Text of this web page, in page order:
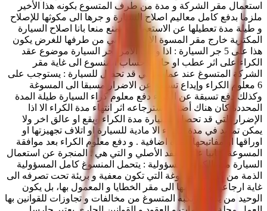
استعمال مقر الشركة و مدة من طرف المتسوع بكونه هذا الأخير
ملزما بدفع كامل معالیم اصلاح السيارة و جرها الى مكوثها للإصلاح
و طيلة مدة تعطيلها عن الاستعمال و يمنع منعا بانا اصلاح السيارة
المكترية خارج مقر المسوة الا باذن كتابي من طرفها للغرض يكون
هذا على 5 جر السيارة : اذا وجب الامر لجر السيارة موضوع عقد
الكراء على اثر عطب او حادث حساب المنسوع الى غاية مقر
الشركة المتسوغ عند عملية التي قد تحصل للسيارة : يستوجب على
6 معلوم الكراء وإيداع تسبقة عن الاضرار مسبقا الى المسوغة
وكذلك دفع تسبقة عن الكراء دفع معلوم كراء السيارة طيلة المدة
المحددة كان هناك أضرار استرجاعه اثر انتهاء مدة الكراء الا اذا
الإضرار التي قد تحصل للسيارة مدة الكراء ويقع او عالق اخر ولا
يمكن تمديد في مدة الكراء الا مادية للسيارة او اتلاف تجهيزتها او
اوراقها او مفاتيحها المدة اضافية . و دفع معلوم الكراء بعد موافقة
المسوعة كتابيا على العقد الأصلي و التي هي . المنجرة عن استعمال
السيارة مدة الكراء المسؤولية : يتحمل المنسوغ كامل المسؤولية
الذمة من كل ما المسوغة التي تكون معفية و بريئة تحت تصرفه الى
غاية ارجاعها و تسليمها الى مقر الخطايا و المعمول بها، بل يكون
الوحيد من يدفع يرتكبه المتسوغ من مخالفات و تجاوزات للقوانين بها